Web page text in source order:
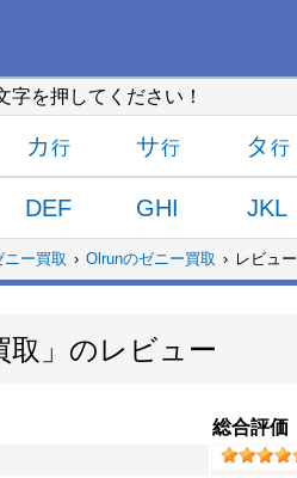
を押してください！
カ サ タ
DEF GHI JKL
ニー買取 Olrunのゼニー買取 レビュー
取」のレビュー
総合評価